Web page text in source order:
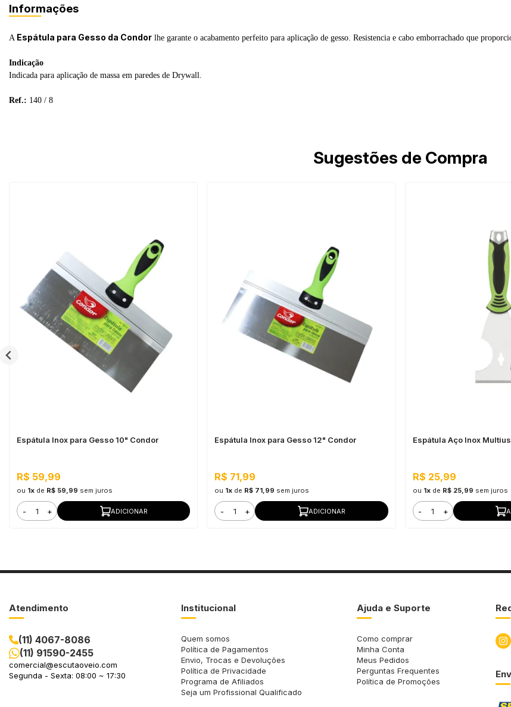
Informações
A Espátula para Gesso da Condor lhe garante o acabamento perfeito para aplicação de gesso. Resistencia e cabo emborrachado que
Indicação
Indicada para aplicação de massa em paredes de Drywall.
Ref.: 140 / 8
Sugestões de Compra
Espátula Inox para Gesso 10" Condor
R$ 59,99
ou 1x de R$ 59,99 sem juros
- + ADICIONAR
Espátula Inox para Gesso 12" Condor
R$ 71,99
ou 1x de R$ 71,99 sem juros
- + ADICIONAR
Espátula Aço Inox
R$ 25,99
ou 1xde R$ 25,99 sem juros
- +
Atendimento
(11) 4067-8086
(11) 91590-2455
comercial@escutaoveio.com
Segunda - Sexta: 08:00 ~ 17:30
Institucional
Quem somos
Política de Pagamentos
Envio, Trocas e Devoluções
Política de Privacidade
Programa de Afiliados
Seja um Profissional Qualificado
Ajuda e Suporte
Como comprar
Minha Conta
Meus Pedidos
Perguntas Frequentes
Política de Promoções